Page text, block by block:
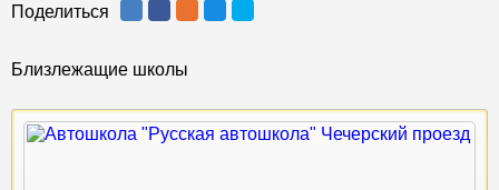
Поделиться
Близлежащие школы